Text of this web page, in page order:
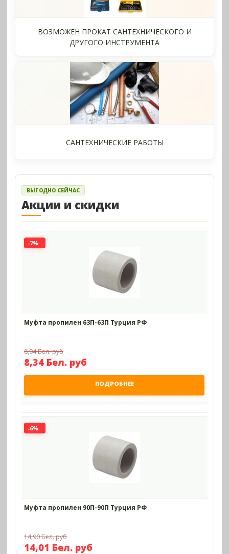
ВОЗМОЖЕН ПРОКАТ САНТЕХНИЧЕСКОГО И
ДРУГОГО ИНСТРУМЕНТА
САНТЕХНИЧЕСКИЕ РАБОТЫ
ВЫГОДНО СЕЙЧАС
Акции и скидки
-7%
Муфта пропилен 63П-63П Турция РФ
8,94 Бел. руб
8,34 Бел. руб
ПОДРОБНЕЕ
-6%
Муфта пропилен 90П-90П Турция РФ
14,90 Бел. руб
14,01 Бел. руб